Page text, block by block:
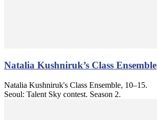
Natalia Kushniruk’s Class Ensemble
Natalia Kushniruk's Class Ensemble, 10–15.
Seoul: Talent Sky contest. Season 2.